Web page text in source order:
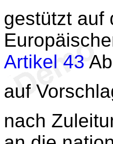
gestützt auf
Artikel 43
auf
nach